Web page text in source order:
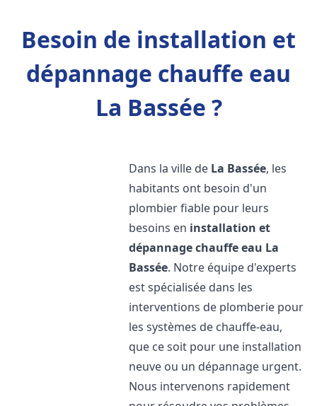
Besoin de installation et
dépannage chauffe eau
La Bassée ?
Dans la ville de La Bassée, les
habitants ont besoin d'un
plombier fiable pour leurs
besoins en installation et
dépannage chauffe eau La
Bassée. Notre équipe d'experts
est spécialisée dans les
interventions de plomberie pour
les systèmes de chauffe-eau,
que ce soit pour une installation
neuve ou un dépannage urgent.
Nous intervenons rapidement